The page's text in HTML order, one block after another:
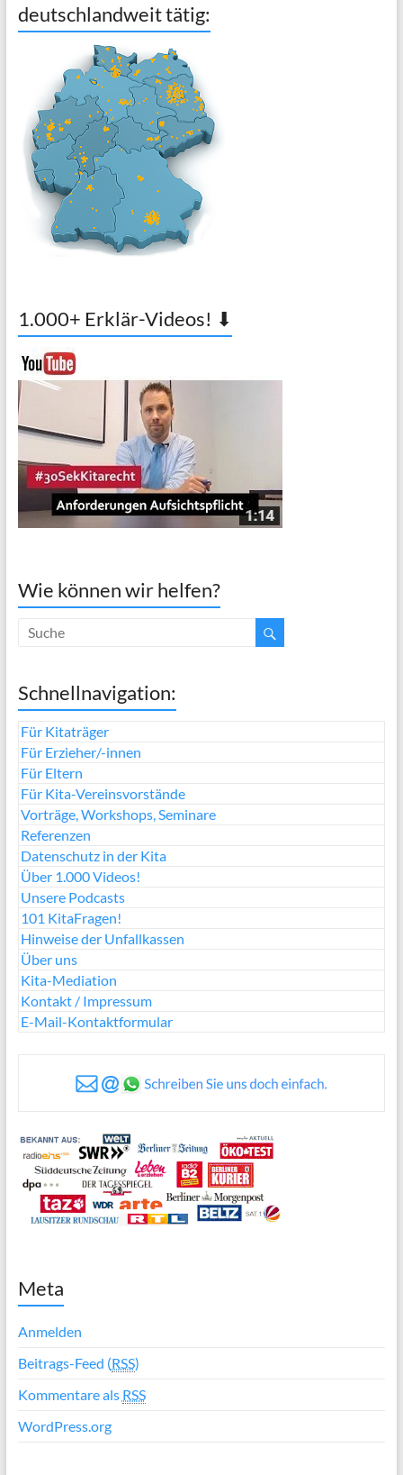
deutschlandweit tätig:
1.000+ Erklär-Videos! ⬇
Wie können wir helfen?
Schnellnavigation:
Für Kitaträger
Für Erzieher/-innen
Für Eltern
Für Kita-Vereinsvorstände
Vorträge, Workshops, Seminare
Referenzen
Datenschutz in der Kita
Über 1.000 Videos!
Unsere Podcasts
101 KitaFragen!
Hinweise der Unfallkassen
Über uns
Kita-Mediation
Kontakt / Impressum
E-Mail-Kontaktformular
Meta
Anmelden
Beitrags-Feed (RSS)
Kommentare als RSS
WordPress.org